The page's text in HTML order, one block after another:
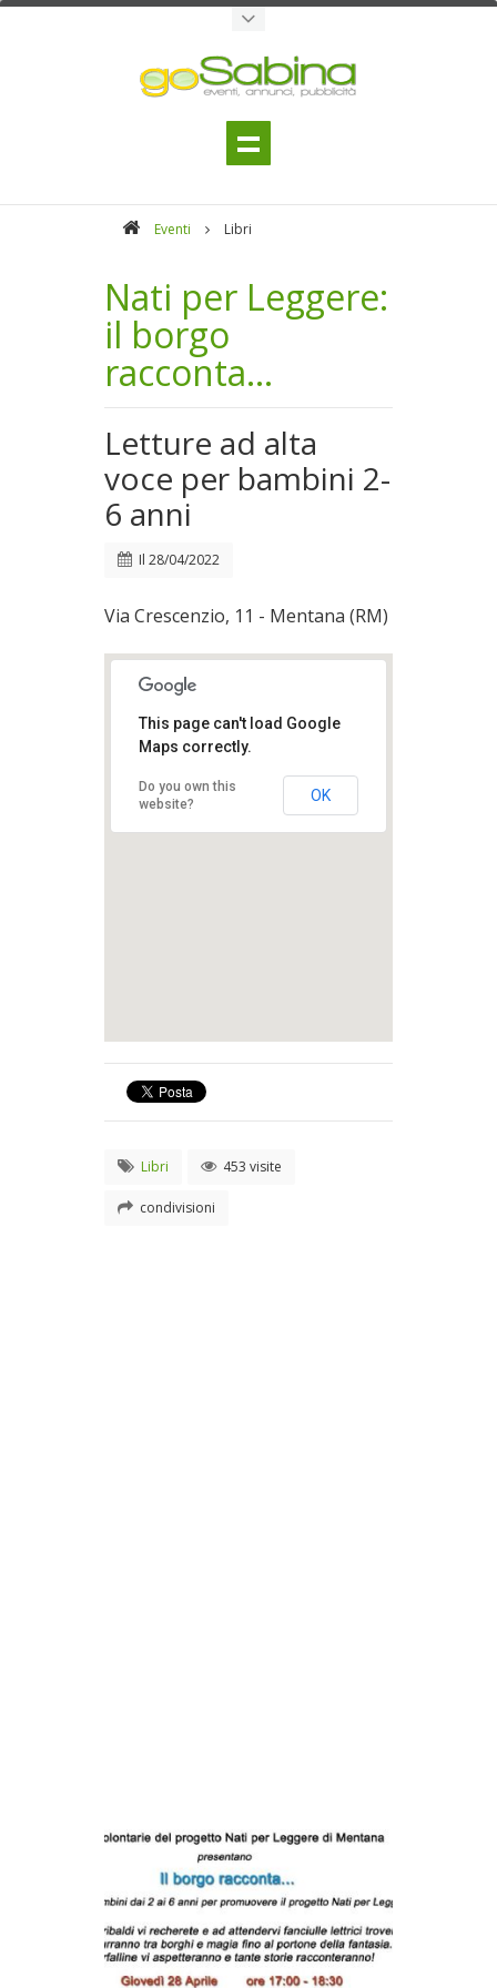
Eventi Libri
Nati per Leggere:
il borgo
racconta...
Letture ad alta
voce per bambini 2-
6 anni
Il 28/04/2022
Via Crescenzio, 11 - Mentana (RM)
This page can't load Google
Maps correctly.
Do you own this
website?
OK
Libri 453 visite
condivisioni